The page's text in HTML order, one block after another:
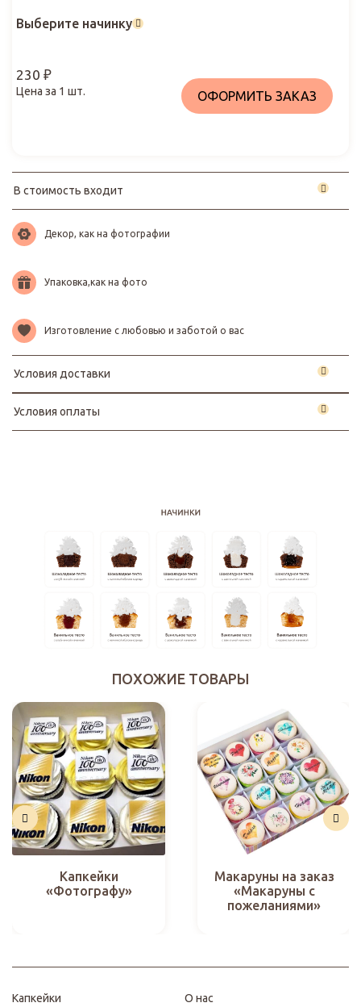
Выберите начинку
230 ₽
Цена за 1 шт. ОФОРМИТЬ ЗАКАЗ
В стоимость входит
Декор, как на фотографии
Упаковка,как на фото
Изготовление с любовью и заботой о вас
Условия доставки
Условия оплаты
ПОХОЖИЕ ТОВАРЫ
Капкейки
«Фотографу»
Макаруны на заказ
«Макаруны с
пожеланиями»
Капкейки О нас